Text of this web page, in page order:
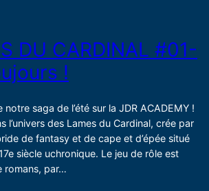
DU CARDINAL #01-
!
notre saga de l’été sur la JDR ACADEMY !
l’univers des Lames du Cardinal, crée par
de fantasy et de cape et d’épée situé
siècle uchronique. Le jeu de rôle est
romans, par…